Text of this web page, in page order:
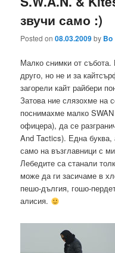
звучи само :)
Posted on08.03.2009by Bo
Малко снимки от събота.
друго, но не и за
загорели кайт райбери
Затова ние слязохме на
поснимахме малко
офицера), да се
And Tactics). Една буква,
само на възглавници с
Лебедите са станали
може да ги засичаме в
пешо-дългия, гошо-
алисия.